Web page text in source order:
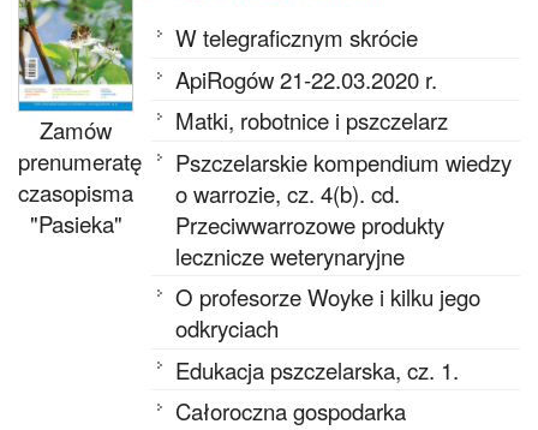
Zamów
prenumeratę
czasopisma
"Pasieka"
W telegraficznym skrócie
ApiRogów 21-22.03.2020 r.
Matki, robotnice i pszczelarz
Pszczelarskie kompendium wiedzy
o warrozie, cz. 4(b). cd.
Przeciwwarrozowe produkty
lecznicze weterynaryjne
O profesorze Woyke i kilku jego
odkryciach
Edukacja pszczelarska, cz. 1.
Całoroczna gospodarka